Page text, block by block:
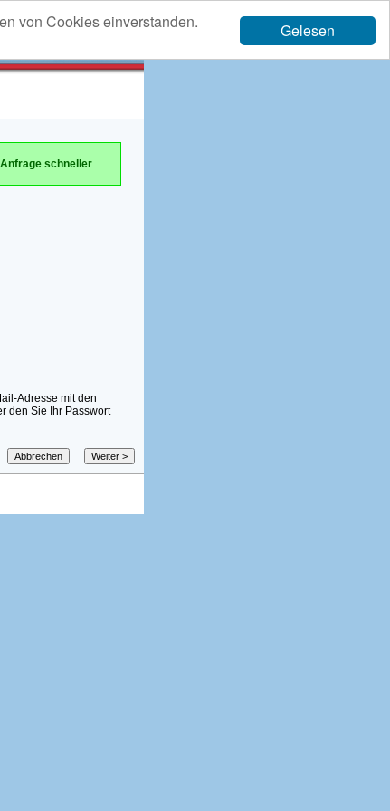
Gelesen
von Cookies einverstanden.
schneller
Adresse mit den
den Sie Ihr Passwort